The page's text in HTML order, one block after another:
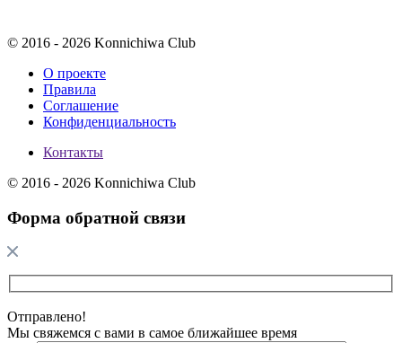
© 2016 - 2026 Konnichiwa Club
О проекте
Правила
Соглашение
Конфиденциальность
Контакты
© 2016 - 2026 Konnichiwa Club
Форма обратной связи
Отправлено!
Мы свяжемся с вами в самое ближайшее время